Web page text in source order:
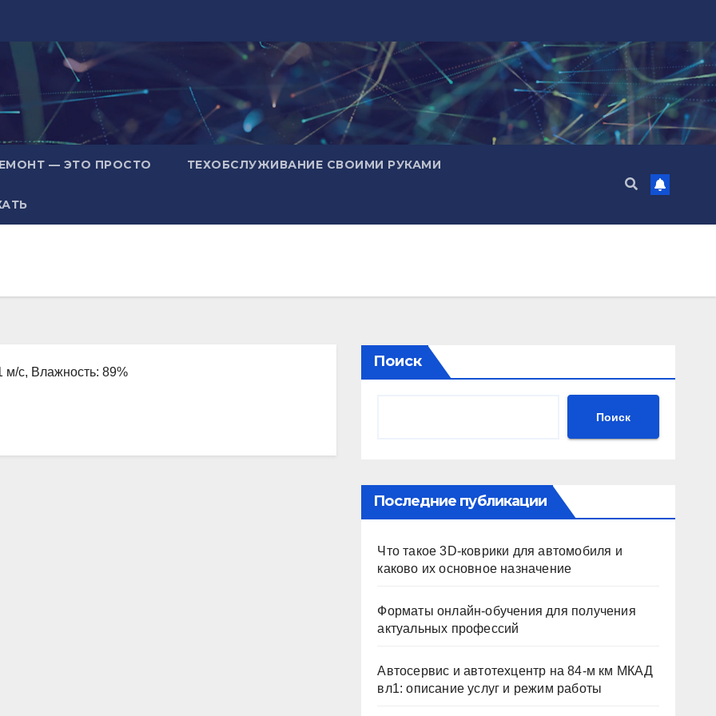
— ЭТО ПРОСТО ТЕХОБСЛУЖИВАНИЕ СВОИМИ РУКАМИ
м/с, Влажность: 89%
Поиск
Поиск
Последние публикации
Что такое 3D-коврики для автомобиля и
каково их основное назначение
Форматы онлайн-обучения для получения
актуальных профессий
Автосервис и автотехцентр на 84-м км МКАД
вл1: описание услуг и режим работы